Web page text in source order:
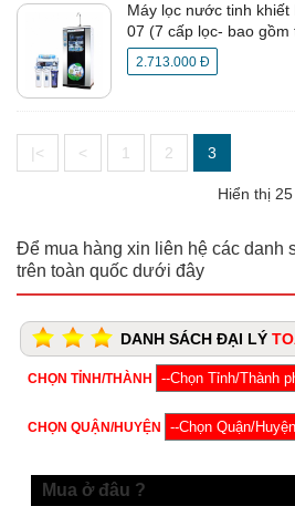
Máy lọc nước tinh khiết
07 (7 cấp lọc- bao
2.713.000 Đ
|< < 1 2 3
Hiển thị
Để mua hàng xin liên hệ các danh
trên toàn quốc dưới đây